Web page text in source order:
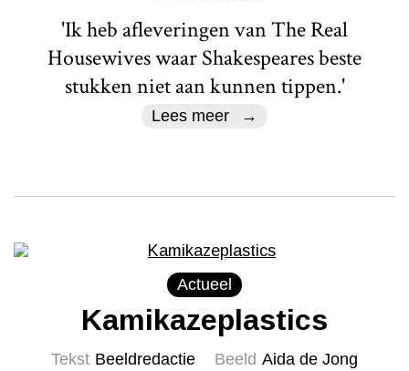
'Ik heb afleveringen van The Real
Housewives waar Shakespeares beste
stukken niet aan kunnen tippen.'
Lees meer
Actueel
Kamikazeplastics
Tekst Beeldredactie Beeld Aida de Jong